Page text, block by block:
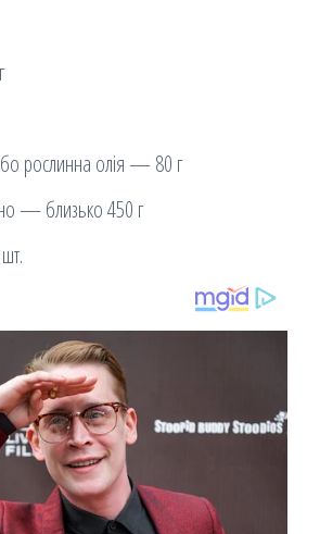
рослинна олія — 80 г
— близько 450 г